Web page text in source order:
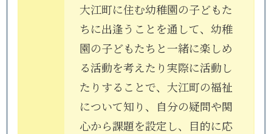
大江町に住む幼稚園の子どもた
ちに出逢うことを通して、幼稚
園の子どもたちと一緒に楽しめ
る活動を考えたり実際に活動し
たりすることで、大江町の福祉
について知り、自分の疑問や関
心から課題を設定し、目的に応